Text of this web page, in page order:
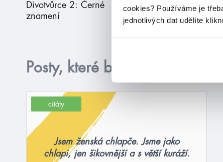
cookies? Používáme je
jednotlivých dat udělíte
Divotvůrce 2: Černé
znamení
Divotvůrce
Posty, které by tě mohly
citáty
Jsem ženská chlapče. Jsme jako
chlapi, jen šikovnější a s větší kuráží.